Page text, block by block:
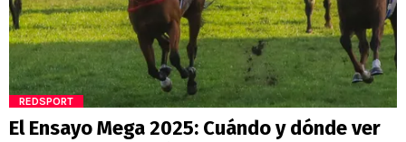
REDSPORT
El Ensayo Mega 2025: Cuándo y dónde ver